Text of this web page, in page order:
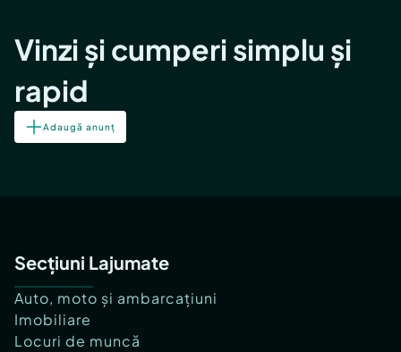
Vinzi și cumperi simplu și
rapid
Adaugă anunț
Secțiuni Lajumate
Auto, moto și ambarcațiuni
Imobiliare
Locuri de muncă